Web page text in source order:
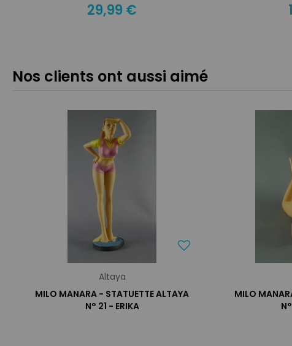
29,99 €
Nos clients ont aussi aimé
Altaya
MILO MANARA - STATUETTE ALTAYA
N° 21 - ERIKA
MILO